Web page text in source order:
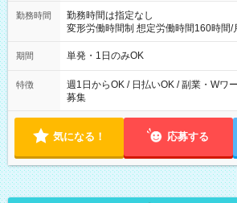
勤務時間
勤務時間は指定なし
変形労働時間制 想定労働時間160時間/月 【シフト例】 ・8：
～21：00
期間 単発・1日のみOK
特徴
週1日からOK / 日払いOK / 副業・Wワ
募集
気になる！ 応募する